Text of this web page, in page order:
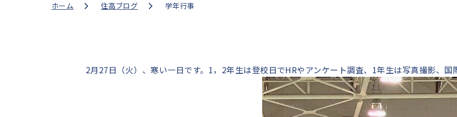
ホーム 住高ブログ 学年行事
2月27日（火）、寒い一日です。1，2年生は登校日でHRやアンケート調査、1年生は写真撮影、